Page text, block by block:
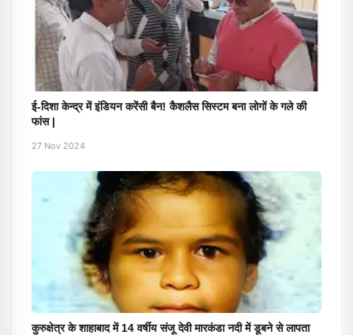
ई-दिशा केन्द्र में इंडियन करेंसी बैन! कैशलैस सिस्टम बना लोगों के गले की
फांस |
27 Nov 2024
कुरुक्षेत्र के शाहाबाद में 14 वर्षीय संजू देवी मारकंडा नदी में डूबने से लापता